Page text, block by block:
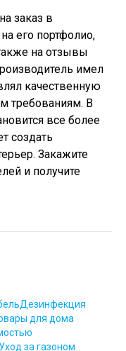
заказ в
его портфолио,
на отзывы
имел
качественную
требованиям. В
все более
создать
Закажите
и получите
Дезинфекция
для дома
Уход за газоном